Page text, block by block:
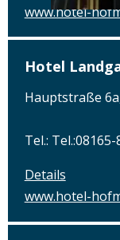
www.hotel-
Hotel
Hauptstraße
Tel.:
Details
www.hotel-